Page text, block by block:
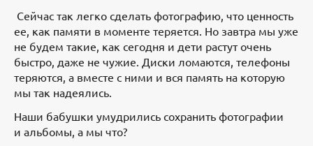
Сейчас так легко сделать фотографию, что ценность
ее, как памяти в моменте теряется. Но завтра мы уже
не будем такие, как сегодня и дети растут очень
быстро, даже не чужие. Диски ломаются, телефоны
теряются, а вместе с ними и вся память на которую
мы так надеялись.
Наши бабушки умудрились сохранить фотографии
и альбомы, а мы что?